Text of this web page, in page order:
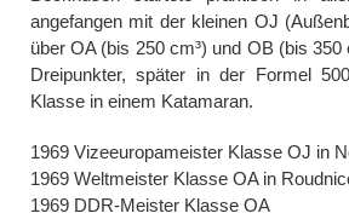
angefangen mit der kleinen OJ
über OA (bis 250 cm³) und OB (bis 350
Dreipunkter, später in der Formel
Klasse in einem Katamaran.
1969 Vizeeuropameister Klasse OJ in
1969 Weltmeister Klasse OA in
1969 DDR-Meister Klasse OA